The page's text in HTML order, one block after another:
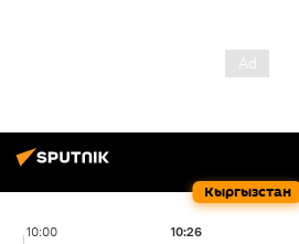
Кыргызстан
10:00 10:26